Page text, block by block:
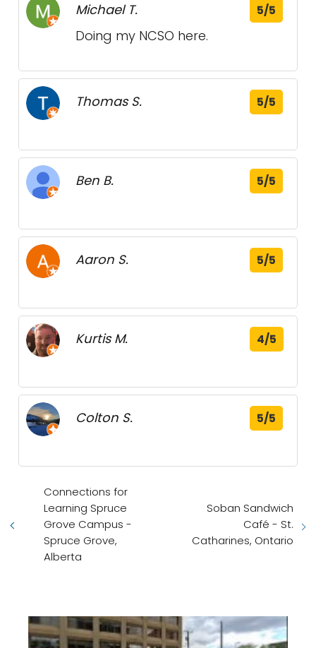
Michael T. 5/5
Doing my NCSO here.
Thomas S. 5/5
Ben B. 5/5
Aaron S. 5/5
Kurtis M. 4/5
Colton S. 5/5
Connections for
Learning Spruce
Grove Campus -
Spruce Grove,
Alberta
Soban Sandwich
Café - St.
Catharines, Ontario